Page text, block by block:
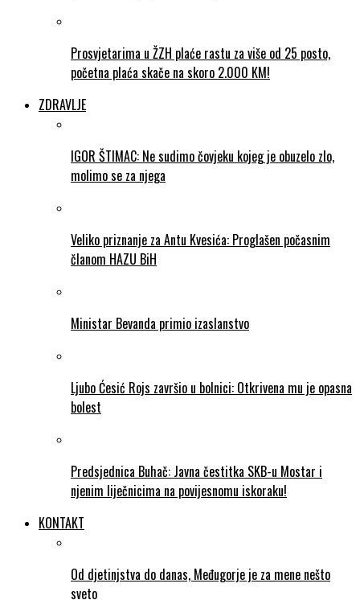
Prosvjetarima u ŽZH plaće rastu za više od 25 posto,
početna plaća skače na skoro 2.000 KM!
ZDRAVLJE
IGOR ŠTIMAC: Ne sudimo čovjeku kojeg je obuzelo zlo,
molimo se za njega
Veliko priznanje za Antu Kvesića: Proglašen počasnim
članom HAZU BiH
Ministar Bevanda primio izaslanstvo
Ljubo Ćesić Rojs završio u bolnici: Otkrivena mu je opasna
bolest
Predsjednica Buhač: Javna čestitka SKB-u Mostar i
njenim liječnicima na povijesnomu iskoraku!
KONTAKT
Od djetinjstva do danas, Međugorje je za mene nešto
sveto